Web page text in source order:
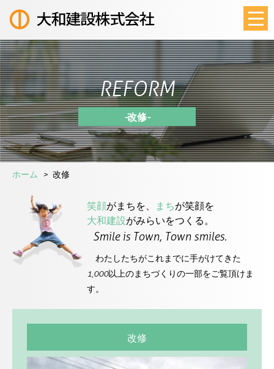
REFORM
- 改修 -
ホーム 改修
笑顔がまちを、 まちが笑顔を
大和建設がみらいをつくる。
Smile is Town, Town smiles.
わたしたちがこれまでに手がけてきた
1,000以上のまちづくりの一部をご覧頂けま
す。
改修